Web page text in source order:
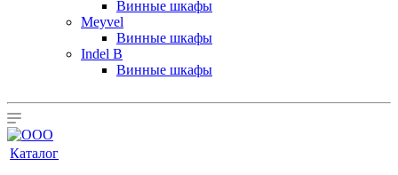
Винные шкафы
Meyvel
Винные шкафы
Indel B
Винные шкафы
Каталог